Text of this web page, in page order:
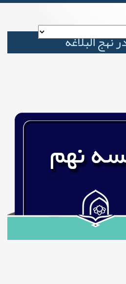
نهج البلاغه